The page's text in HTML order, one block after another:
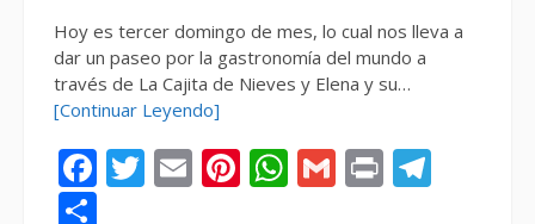
Hoy es tercer domingo de mes, lo cual nos lleva a
dar un paseo por la gastronomía del mundo a
través de La Cajita de Nieves y Elena y su…
[Continuar Leyendo]
Facebook
Twitter
EmailPinterest
WhatsApp
Gmail
Print